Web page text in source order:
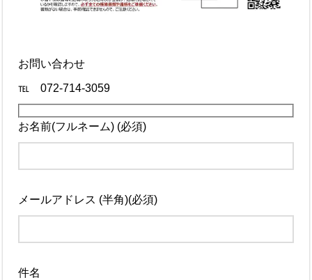
お問い合わせ
℡ 072-714-3059
お名前(フルネーム) (必須)
メールアドレス (半角)(必須)
件名